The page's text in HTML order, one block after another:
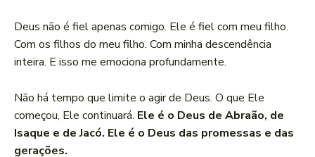
Deus não é fiel apenas comigo. Ele é fiel com meu filho.
Com os filhos do meu filho. Com minha descendência
inteira. E isso me emociona profundamente.
Não há tempo que limite o agir de Deus. O que Ele
começou, Ele continuará. Ele é o Deus de Abraão, de
Isaque e de Jacó. Ele é o Deus das promessas e das
gerações.